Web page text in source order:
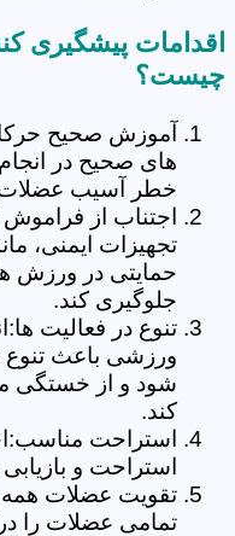
اقدامات پیشگیری
چیست؟
آموزش صحیح
های صحیح در
خطر آسیب
اجتناب از فراموش
تجهیزات ایمنی،
حمایتی در ورزش
جلوگیری کند.
تنوع در فعالیت
ورزشی باعث تنوع
شود و از خستگی
کند.
استراحت
استراحت و
تقویت عضلات همه
تمامی عضلات را